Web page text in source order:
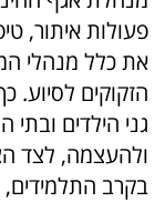
פעולות איתור,
את כלל מנהלי
הזקוקים לסיוע.
גני הילדים ובתי
ולהעצמה, לצד
בקרב התלמידים,